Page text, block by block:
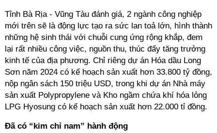
Tỉnh Bà Rịa - Vũng Tàu đánh giá, 2 ngành công nghiệp
mới trên sẽ là động lực tạo ra sức lan toả lớn, hình thành
những hệ sinh thái với chuỗi cung ứng rộng khắp, đem
lại rất nhiều công việc, nguồn thu, thúc đẩy tăng trưởng
kinh tế của địa phương. Chỉ riêng dự án Hóa dầu Long
Sơn năm 2024 có kế hoạch sản xuất hơn 33.800 tỷ đồng,
nộp ngân sách 150 triệu USD, trong khi dự án Nhà máy
sản xuất Polypropylene và Kho ngầm chứa khí hóa lỏng
LPG Hyosung có kế hoạch sản xuất hơn 22.000 tỉ đồng.
Đã có “kim chỉ nam” hành động